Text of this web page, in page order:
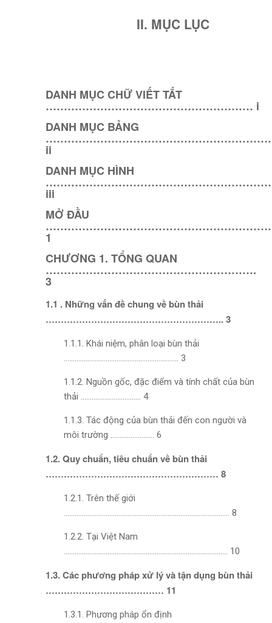
II. MỤC LỤC
DANH MỤC CHỮ VIẾT TẮT
………………………………………………… i
DANH MỤC BẢNG
ii
DANH MỤC HÌNH
iii
MỞ ĐẦU
1
CHƯƠNG 1. TỔNG QUAN
………………………………………………….
3
1.1 . Những vấn đề chung về bùn thải
………………………………………………….. 3
1.1.1. Khái niệm, phân loại bùn thải
……………………………………………………… 3
1.1.2. Nguồn gốc, đặc điểm và tính chất của bùn
thải …………………………… 4
1.1.3. Tác động của bùn thải đến con người và
môi trường …………………… 6
1.2. Quy chuẩn, tiêu chuẩn về bùn thải
………………………………………………… 8
1.2.1. Trên thế giới
………………………………………………………………………………. 8
1.2.2. Tại Việt Nam
……………………………………………………………………………… 10
1.3. Các phương pháp xử lý và tận dụng bùn thải
………………………………… 11
1.3.1. Phương pháp ổn định